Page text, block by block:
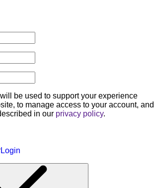
be used to support your experience
to manage access to your account, and
in our privacy policy.
Login